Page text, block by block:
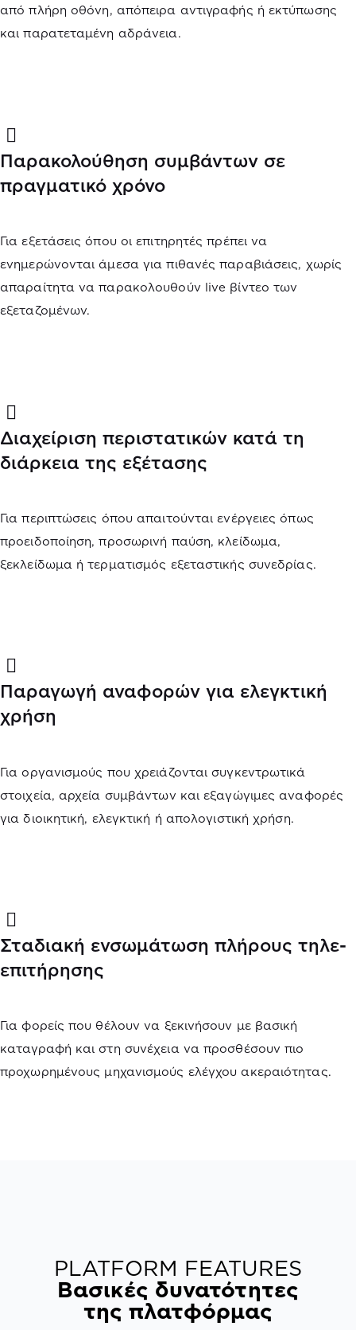
από πλήρη οθόνη, απόπειρα αντιγραφής ή εκτύπωσης
και παρατεταμένη αδράνεια.
Παρακολούθηση συμβάντων σε
πραγματικό χρόνο
Για εξετάσεις όπου οι επιτηρητές πρέπει να
ενημερώνονται άμεσα για πιθανές παραβιάσεις, χωρίς
απαραίτητα να παρακολουθούν live βίντεο των
εξεταζομένων.
Διαχείριση περιστατικών κατά τη
διάρκεια της εξέτασης
Για περιπτώσεις όπου απαιτούνται ενέργειες όπως
προειδοποίηση, προσωρινή παύση, κλείδωμα,
ξεκλείδωμα ή τερματισμός εξεταστικής συνεδρίας.
Παραγωγή αναφορών για ελεγκτική
χρήση
Για οργανισμούς που χρειάζονται συγκεντρωτικά
στοιχεία, αρχεία συμβάντων και εξαγώγιμες αναφορές
για διοικητική, ελεγκτική ή απολογιστική χρήση.
Σταδιακή ενσωμάτωση πλήρους τηλε-
επιτήρησης
Για φορείς που θέλουν να ξεκινήσουν με βασική
καταγραφή και στη συνέχεια να προσθέσουν πιο
προχωρημένους μηχανισμούς ελέγχου ακεραιότητας.
PLATFORM FEATURES
Βασικές δυνατότητες
της πλατφόρμας